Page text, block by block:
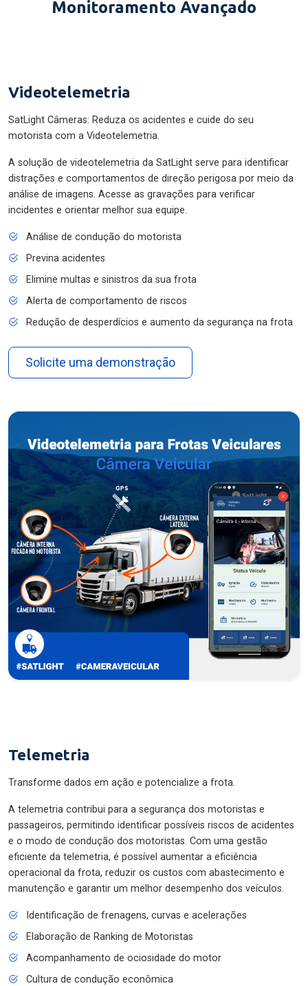
Monitoramento Avançado
Videotelemetria
SatLight Câmeras: Reduza os acidentes e cuide do seu
motorista com a Videotelemetria.
A solução de videotelemetria da SatLight serve para identificar
distrações e comportamentos de direção perigosa por meio da
análise de imagens. Acesse as gravações para verificar
incidentes e orientar melhor sua equipe.
Análise de condução do motorista
Previna acidentes
Elimine multas e sinistros da sua frota
Alerta de comportamento de riscos
Redução de desperdícios e aumento da segurança na frota
Solicite uma demonstração
Telemetria
Transforme dados em ação e potencialize a frota.
A telemetria contribui para a segurança dos motoristas e
passageiros, permitindo identificar possíveis riscos de acidentes
e o modo de condução dos motoristas. Com uma gestão
eficiente da telemetria, é possível aumentar a eficiência
operacional da frota, reduzir os custos com abastecimento e
manutenção e garantir um melhor desempenho dos veículos.
Identificação de frenagens, curvas e acelerações
Elaboração de Ranking de Motoristas
Acompanhamento de ociosidade do motor
Cultura de condução econômica